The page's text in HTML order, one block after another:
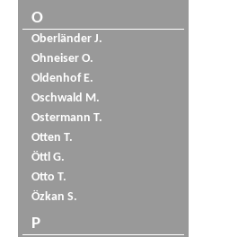
O
Oberländer J.
Ohneiser O.
Oldenhof E.
Oschwald M.
Ostermann T.
Otten T.
Öttl G.
Otto T.
Özkan S.
P